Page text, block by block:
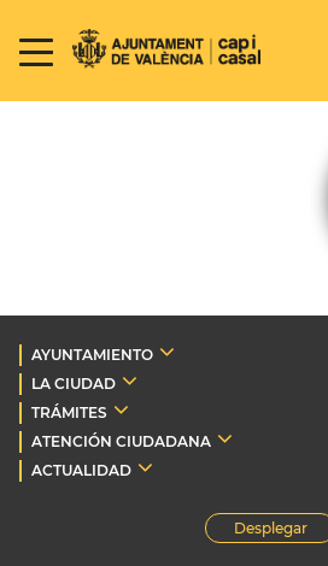
AYUNTAMIENTO
LA CIUDAD
TRÁMITES
ATENCIÓN CIUDADANA
ACTUALIDAD
Desplegar